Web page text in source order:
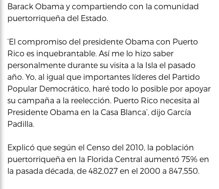
Barack Obama y compartiendo con la comunidad
puertorriqueña del Estado.
‘El compromiso del presidente Obama con Puerto
Rico es inquebrantable. Así me lo hizo saber
personalmente durante su visita a la Isla el pasado
año. Yo, al igual que importantes líderes del Partido
Popular Democrático, haré todo lo posible por apoyar
su campaña a la reelección. Puerto Rico necesita al
Presidente Obama en la Casa Blanca’, dijo García
Padilla.
Explicó que según el Censo del 2010, la población
puertorriqueña en la Florida Central aumentó 75% en
la pasada década, de 482,027 en el 2000 a 847,550.